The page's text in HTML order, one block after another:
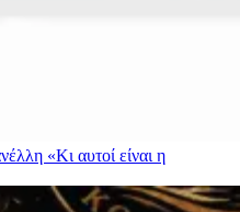
«Κι αυτοί είναι η